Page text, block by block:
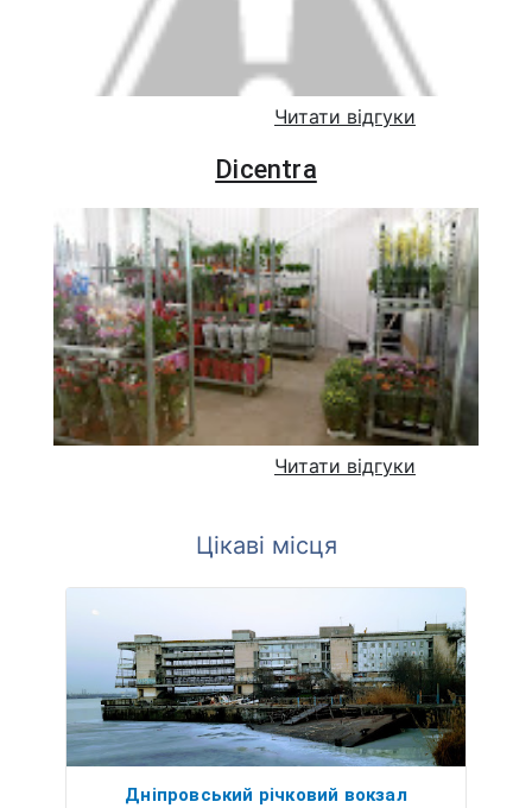
Читати відгуки
Dicentra
Читати відгуки
Цікаві місця
Дніпровський річковий вокзал